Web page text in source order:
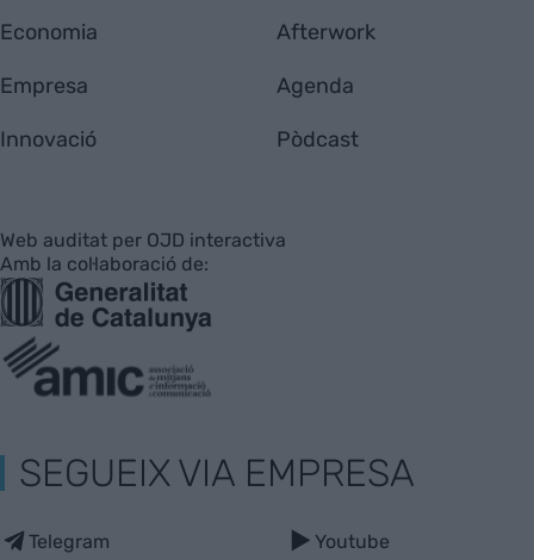
Economia
Empresa
Innovació
Afterwork
Agenda
Pòdcast
Web auditat per OJD interactiva
Amb la col·laboració de:
SEGUEIX VIA EMPRESA
Telegram Youtube